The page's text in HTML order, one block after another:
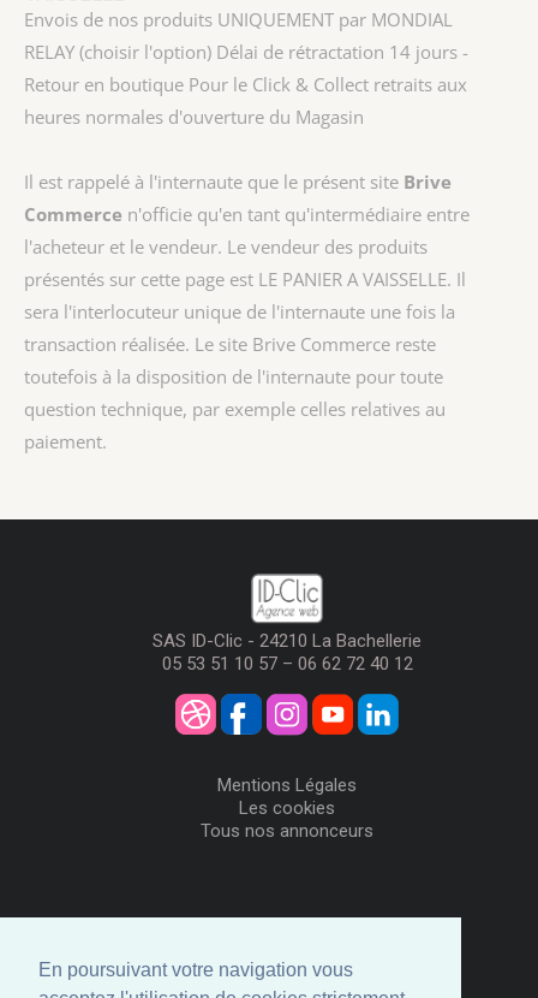
En poursuivant votre navigation vous
Envois de nos produits UNIQUEMENT par MONDIAL
RELAY (choisir l'option) Délai de rétractation 14 jours -
Retour en boutique Pour le Click & Collect retraits aux
heures normales d'ouverture du Magasin
Il est rappelé à l'internaute que le présent site Brive
Commerce n'officie qu'en tant qu'intermédiaire entre
l'acheteur et le vendeur. Le vendeur des produits
présentés sur cette page est LE PANIER A VAISSELLE. Il
sera l'interlocuteur unique de l'internaute une fois la
transaction réalisée. Le site Brive Commerce reste
toutefois à la disposition de l'internaute pour toute
question technique, par exemple celles relatives au
paiement.
SAS ID-Clic - 24210 La Bachellerie
05 53 51 10 57 – 06 62 72 40 12
Mentions Légales
Les cookies
Tous nos annonceurs
Me Connecter
Créer mon Compte